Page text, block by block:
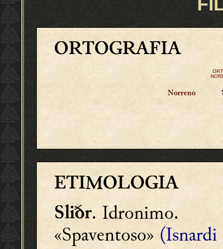
ORTOGRAFIA
Norreno
ETIMOLOGIA
Sliðr. Idronimo.
«Spaventoso»(Isnardi